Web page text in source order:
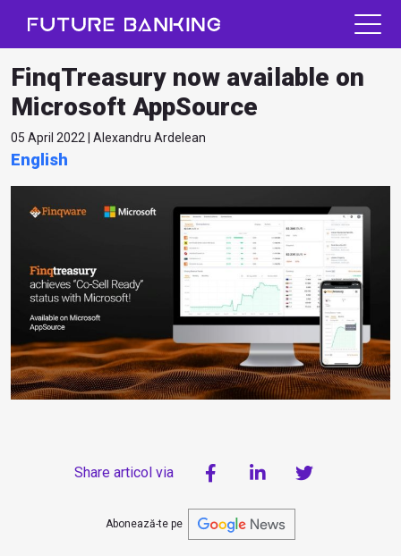
FinqTreasury now available on
Microsoft AppSource
05 April 2022 | Alexandru Ardelean
English
Share articol via
Abonează-te pe